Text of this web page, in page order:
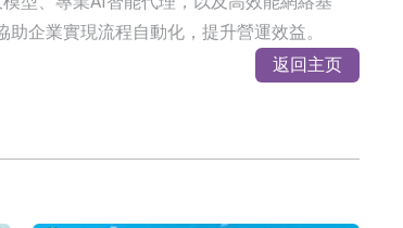
企業實現流程自動化，提升營運效益。
返回主页